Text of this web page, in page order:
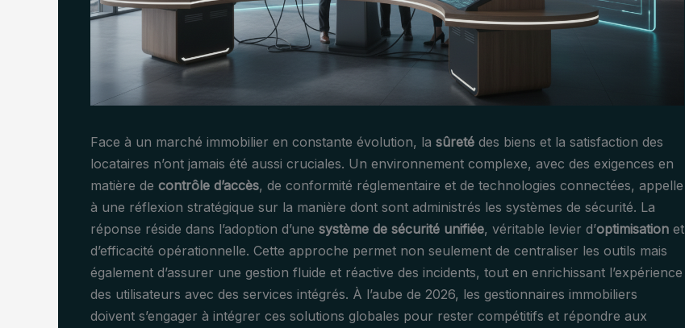
Face à un marché immobilier en constante évolution, la sûreté des biens et la satisfaction des
locataires n’ont jamais été aussi cruciales. Un environnement complexe, avec des exigences en
matière de contrôle d’accès, de conformité réglementaire et de technologies connectées, appelle
à une réflexion stratégique sur la manière dont sont administrés les systèmes de sécurité. La
réponse réside dans l’adoption d’une système de sécurité unifiée, véritable levier d’optimisation et
d’efficacité opérationnelle. Cette approche permet non seulement de centraliser les outils mais
également d’assurer une gestion fluide et réactive des incidents, tout en enrichissant l’expérience
des utilisateurs avec des services intégrés. À l’aube de 2026, les gestionnaires immobiliers
doivent s’engager à intégrer ces solutions globales pour rester compétitifs et répondre aux